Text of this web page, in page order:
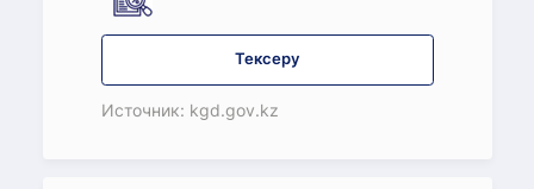
Тексеру
Источник: kgd.gov.kz